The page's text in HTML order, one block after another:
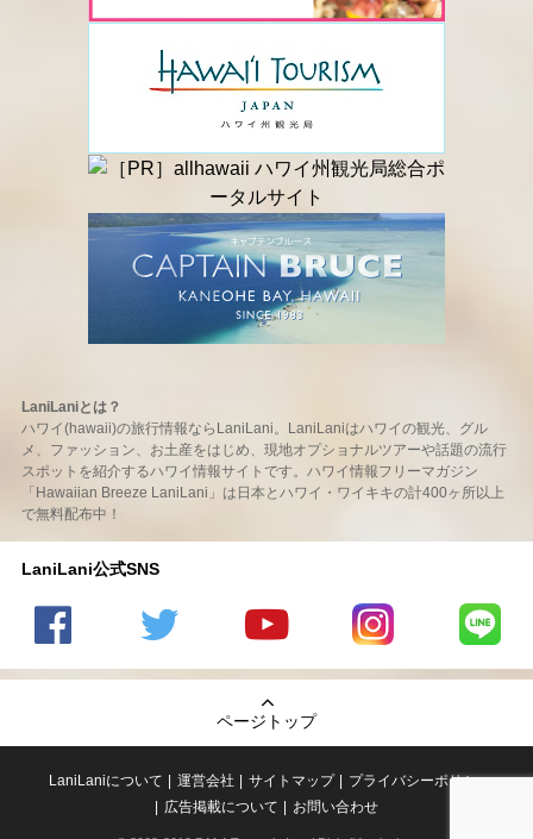
LaniLaniとは？
ハワイ(hawaii)の旅行情報ならLaniLani。LaniLaniはハワイの観光、グル
メ、ファッション、お土産をはじめ、現地オプショナルツアーや話題の流行
スポットを紹介するハワイ情報サイトです。ハワイ情報フリーマガジン
「Hawaiian Breeze LaniLani」は日本とハワイ・ワイキキの計400ヶ所以上
で無料配布中！
LaniLani公式SNS
の
のtwitter
の
Youtube
チャンネ
LaniLani
LaniLani
ページトップ
LaniLaniについて 運営会社 サイトマップ
プライバシーポリシー
広告掲載について
お問い合わせ